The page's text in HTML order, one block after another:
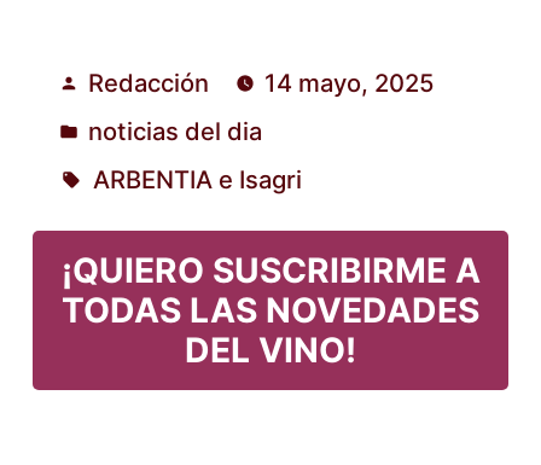
Publicado
por
Redacción 14 mayo, 2025
Publicado
en
noticias del dia
ARBENTIA e Isagri
¡QUIERO SUSCRIBIRME A
TODAS LAS NOVEDADES
DEL VINO!